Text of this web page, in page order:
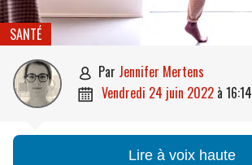
SANTÉ
 par Jennifer Mertens
 vendredi 24 juin 2022 à 16:14
Lire à voix haute